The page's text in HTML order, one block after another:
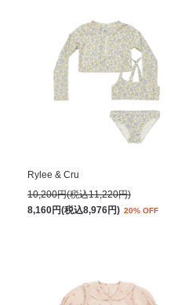
Rylee & Cru
10,200円(税込11,220円)
8,160円(税込8,976円) 20% OFF